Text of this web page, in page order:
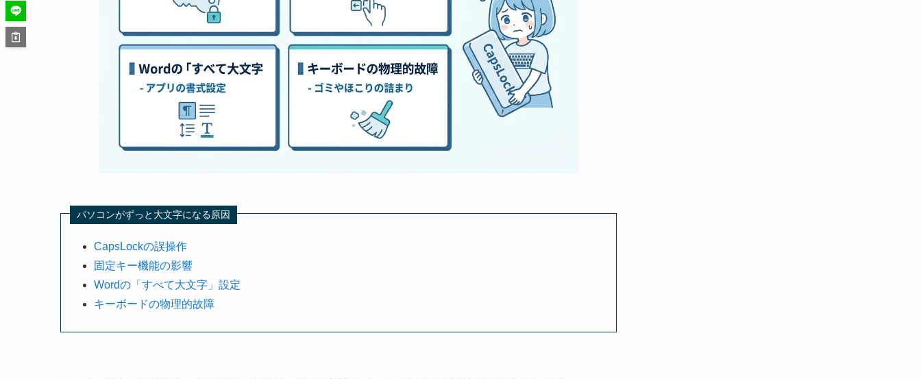
パソコンがずっと大文字になる原因
CapsLockの誤操作
固定キー機能の影響
Wordの「すべて大文字」設定
キーボードの物理的故障